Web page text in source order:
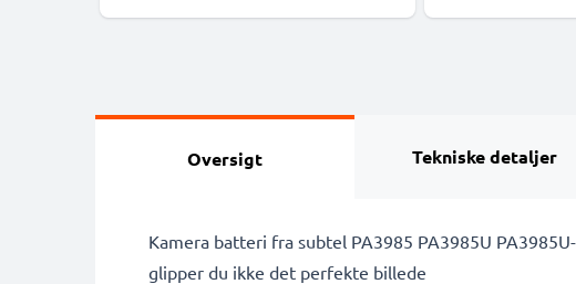
Oversigt Tekniske detaljer
Kamera batteri fra subtel PA3985 PA3985U
glipper du ikke det perfekte billede